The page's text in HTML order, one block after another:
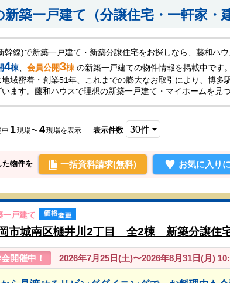
築一戸建て（分譲住宅・一軒家・
幹線)で新築一戸建て・新築分譲住宅をお探しなら、藤和ハウ
4棟 会員公開3棟 の新築一戸建ての物件情報を掲載中です。
域密着・創業51年、これまでの膨大なお取引により、博
ます。藤和ハウスで理想の新築一戸建て・マイホームを見
中 1現場〜4現場を表示 表示件数
た物件を 一括資料請求(無料) お気に入り
一戸建て
市城南区樋井川2丁目 全2棟 新築分譲住
開催中！ 2026年7月25日(土)〜2026年8月31日(月)